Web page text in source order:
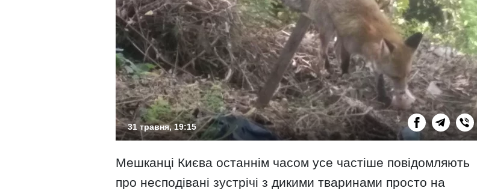
31 травня, 19:15
Мешканці Києва останнім часом усе частіше повідомляють
про несподівані зустрічі з дикими тваринами просто на